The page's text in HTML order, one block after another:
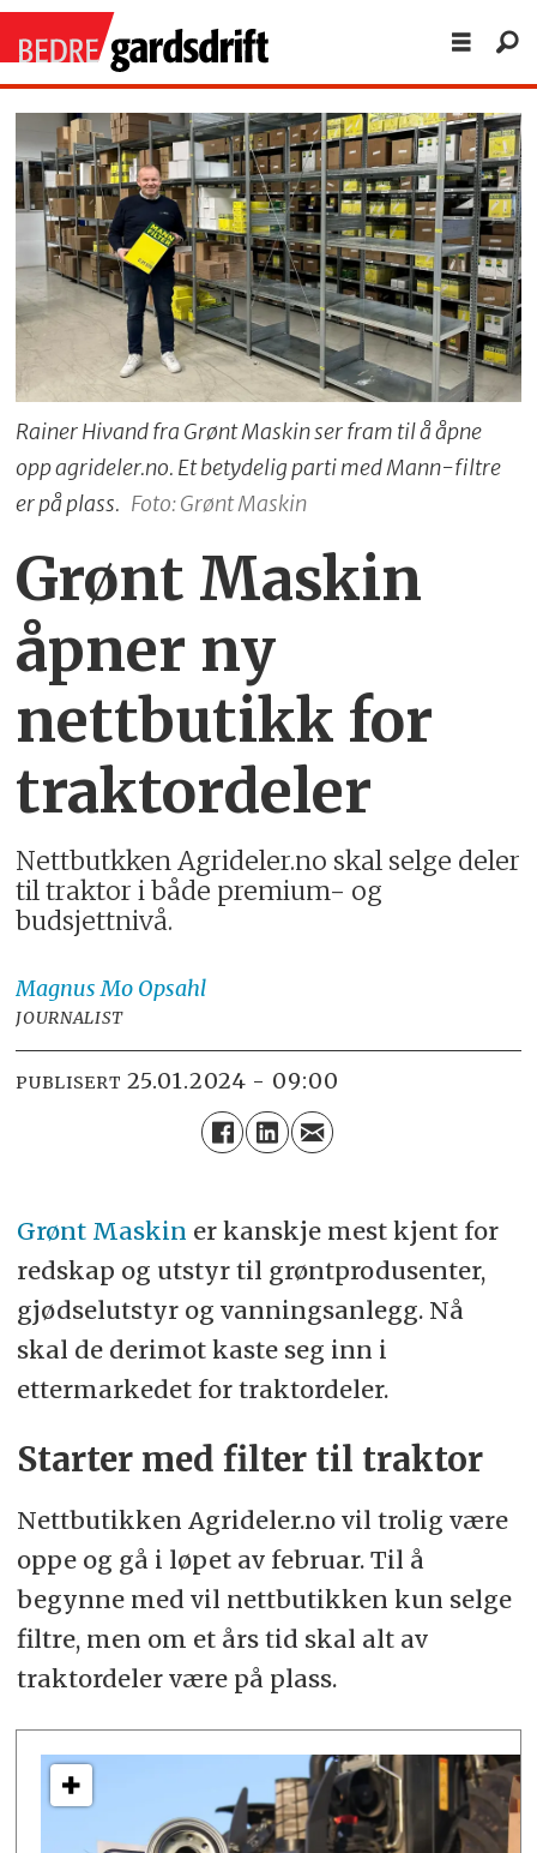
Rainer Hivand fra Grønt Maskin ser fram til å åpne
opp agrideler.no. Et betydelig parti med Mann-filtre
er på plass. Foto: Grønt Maskin
Grønt Maskin
åpner ny
nettbutikk for
traktordeler
Nettbutkken Agrideler.no skal selge deler
til traktor i både premium- og
budsjettnivå.
Magnus Mo Opsahl
JOURNALIST
PUBLISERT 25.01.2024 - 09:00
Grønt Maskin er kanskje mest kjent for
redskap og utstyr til grøntprodusenter,
gjødselutstyr og vanningsanlegg. Nå
skal de derimot kaste seg inn i
ettermarkedet for traktordeler.
Starter med filter til traktor
Nettbutikken Agrideler.no vil trolig være
oppe og gå i løpet av februar. Til å
begynne med vil nettbutikken kun selge
filtre, men om et års tid skal alt av
traktordeler være på plass.